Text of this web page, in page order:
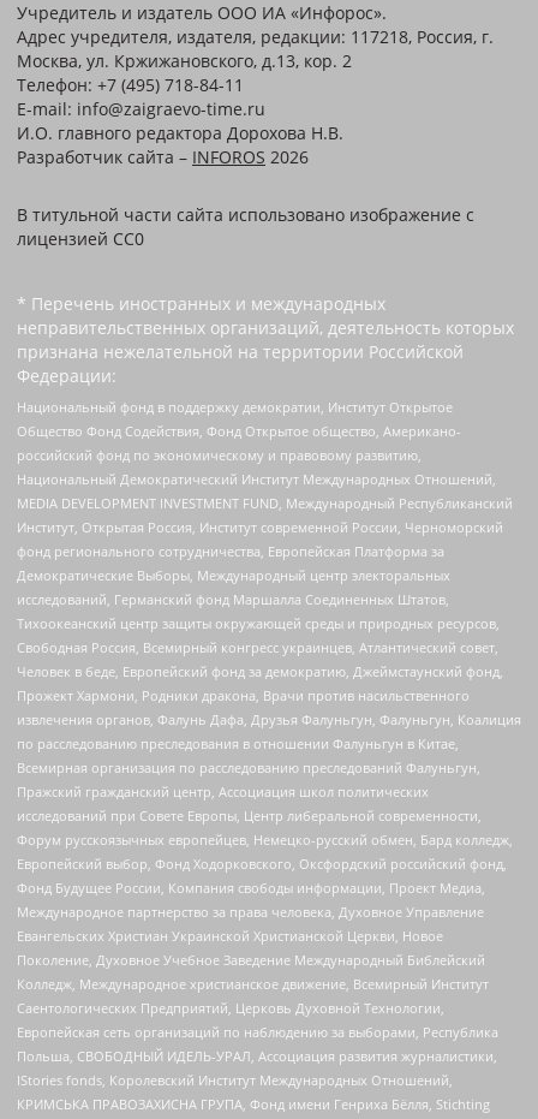
Учредитель и издатель ООО ИА «Инфорос».
Адрес учредителя, издателя, редакции: 117218, Россия, г.
Москва, ул. Кржижановского, д.13, кор. 2
Телефон: +7 (495) 718-84-11
E-mail: info@zaigraevo-time.ru
И.О. главного редактора Дорохова Н.В.
Разработчик сайта – INFOROS 2026
В титульной части сайта использовано изображение с
лицензией CC0
* Перечень иностранных и международных
неправительственных организаций, деятельность которых
признана нежелательной на территории Российской
Федерации:
Национальный фонд в поддержку демократии, Институт Открытое
Общество Фонд Содействия, Фонд Открытое общество, Американо-
российский фонд по экономическому и правовому развитию,
Национальный Демократический Институт Международных Отношений,
MEDIA DEVELOPMENT INVESTMENT FUND, Международный Республиканский
Институт, Открытая Россия, Институт современной России, Черноморский
фонд регионального сотрудничества, Европейская Платформа за
Демократические Выборы, Международный центр электоральных
исследований, Германский фонд Маршалла Соединенных Штатов,
Тихоокеанский центр защиты окружающей среды и природных ресурсов,
Свободная Россия, Всемирный конгресс украинцев, Атлантический совет,
Человек в беде, Европейский фонд за демократию, Джеймстаунский фонд,
Прожект Хармони, Родники дракона, Врачи против насильственного
извлечения органов, Фалунь Дафа, Друзья Фалуньгун, Фалуньгун, Коалиция
по расследованию преследования в отношении Фалуньгун в Китае,
Всемирная организация по расследованию преследований Фалуньгун,
Пражский гражданский центр, Ассоциация школ политических
исследований при Совете Европы, Центр либеральной современности,
Форум русскоязычных европейцев, Немецко-русский обмен, Бард колледж,
Европейский выбор, Фонд Ходорковского, Оксфордский российский фонд,
Фонд Будущее России, Компания свободы информации, Проект Медиа,
Международное партнерство за права человека, Духовное Управление
Евангельских Христиан Украинской Христианской Церкви, Новое
Поколение, Духовное Учебное Заведение Международный Библейский
Колледж, Международное христианское движение, Всемирный Институт
Саентологических Предприятий, Церковь Духовной Технологии,
Европейская сеть организаций по наблюдению за выборами, Республика
Польша, СВОБОДНЫЙ ИДЕЛЬ-УРАЛ, Ассоциация развития журналистики,
IStories fonds, Королевский Институт Международных Отношений,
КРИМСЬКА ПРАВОЗАХИСНА ГРУПА, Фонд имени Генриха Бёлля, Stichting